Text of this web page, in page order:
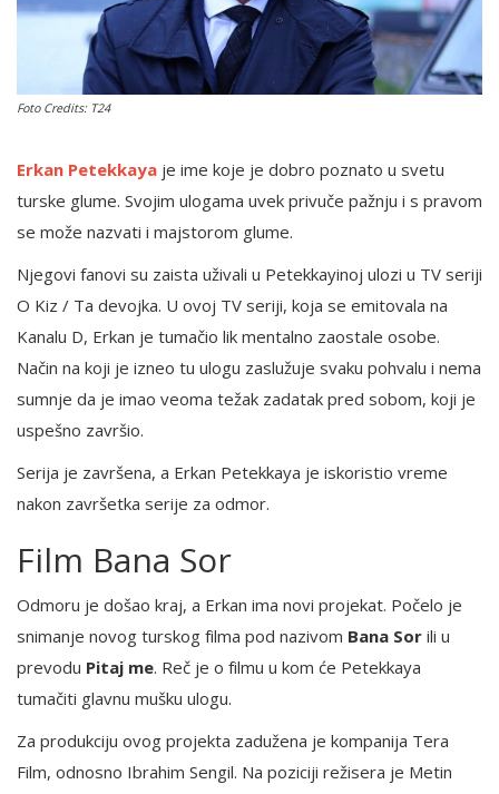
Register
English
Foto Credits: T24
Erkan Petekkaya je ime koje je dobro poznato u svetu
turske glume. Svojim ulogama uvek privuče pažnju i s pravom
se može nazvati i majstorom glume.
Njegovi fanovi su zaista uživali u Petekkayinoj ulozi u TV seriji
O Kiz / Ta devojka. U ovoj TV seriji, koja se emitovala na
Kanalu D, Erkan je tumačio lik mentalno zaostale osobe.
Način na koji je izneo tu ulogu zaslužuje svaku pohvalu i nema
sumnje da je imao veoma težak zadatak pred sobom, koji je
uspešno završio.
Serija je završena, a Erkan Petekkaya je iskoristio vreme
nakon završetka serije za odmor.
Film Bana Sor
Odmoru je došao kraj, a Erkan ima novi projekat. Počelo je
snimanje novog turskog filma pod nazivom Bana Sor ili u
prevodu Pitaj me. Reč je o filmu u kom će Petekkaya
tumačiti glavnu mušku ulogu.
Za produkciju ovog projekta zadužena je kompanija Tera
Film, odnosno Ibrahim Sengil. Na poziciji režisera je Metin